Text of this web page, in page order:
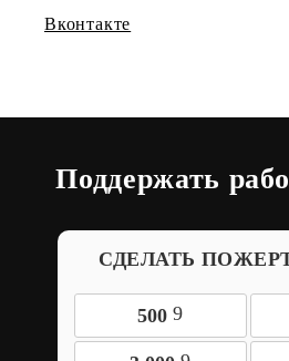
Вконтакте
Поддержать
СДЕЛАТЬ
500 9